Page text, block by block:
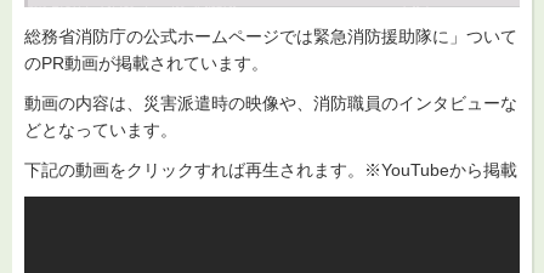
総務省消防庁の公式ホームページでは緊急消防援助隊に」ついて
のPR動画が掲載されています。
動画の内容は、災害派遣時の映像や、消防職員のインタビューな
どとなっています。
下記の動画をクリックすれば再生されます。※YouTubeから掲載